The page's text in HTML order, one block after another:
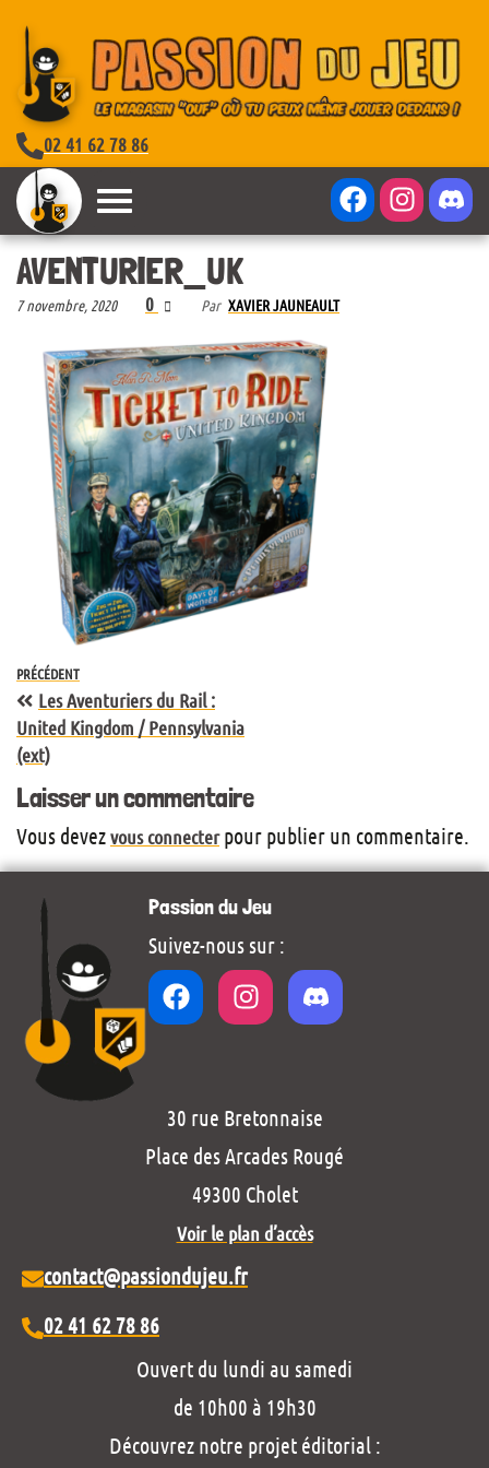
02 41 62 78 86
AVENTURIER_UK
7 novembre, 2020 0 Par XAVIER JAUNEAULT
PRÉCÉDENT
Les Aventuriers du Rail :
United Kingdom / Pennsylvania
(ext)
Laisser un commentaire
Vous devezvous connecterpour publier un commentaire.
Passion du Jeu
Suivez-nous sur :
30 rue Bretonnaise
Place des Arcades Rougé
49300 Cholet
Voir le plan d’accès
contact@passiondujeu.fr
02 41 62 78 86
Ouvert du lundi au samedi
de 10h00 à 19h30
Découvrez notre projet éditorial :